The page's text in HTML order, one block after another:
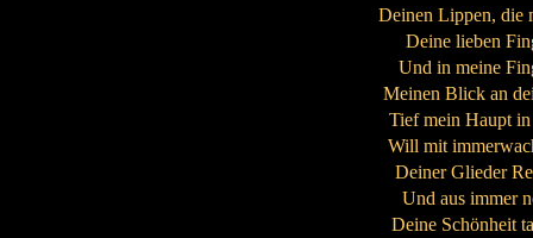
Deinen Lippen, die
Deine lieben
Und in meine
Meinen Blick an
Tief mein Haupt
Will mit
Deiner Glieder
Und aus immer
Deine Schönheit